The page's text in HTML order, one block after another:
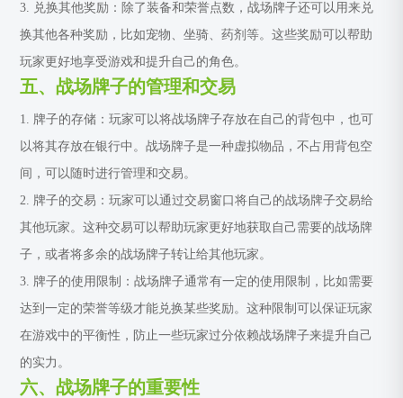
3. 兑换其他奖励：除了装备和荣誉点数，战场牌子还可以用来兑
换其他各种奖励，比如宠物、坐骑、药剂等。这些奖励可以帮助
玩家更好地享受游戏和提升自己的角色。
五、战场牌子的管理和交易
1. 牌子的存储：玩家可以将战场牌子存放在自己的背包中，也可
以将其存放在银行中。战场牌子是一种虚拟物品，不占用背包空
间，可以随时进行管理和交易。
2. 牌子的交易：玩家可以通过交易窗口将自己的战场牌子交易给
其他玩家。这种交易可以帮助玩家更好地获取自己需要的战场牌
子，或者将多余的战场牌子转让给其他玩家。
3. 牌子的使用限制：战场牌子通常有一定的使用限制，比如需要
达到一定的荣誉等级才能兑换某些奖励。这种限制可以保证玩家
在游戏中的平衡性，防止一些玩家过分依赖战场牌子来提升自己
的实力。
六、战场牌子的重要性